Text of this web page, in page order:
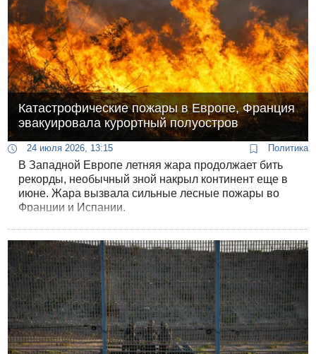
Катастрофические пожары в Европе, Франция
эвакуировала курортный полуостров
24 июля 2026, 13:15 Политика
В Западной Европе летняя жара продолжает бить
рекорды, необычный зной накрыл континент еще в
июне. Жара вызвала сильные лесные пожары во
Франции и Испании.